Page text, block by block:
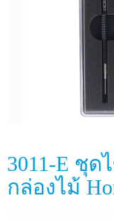
3011-E ชุ
กล่องไม้